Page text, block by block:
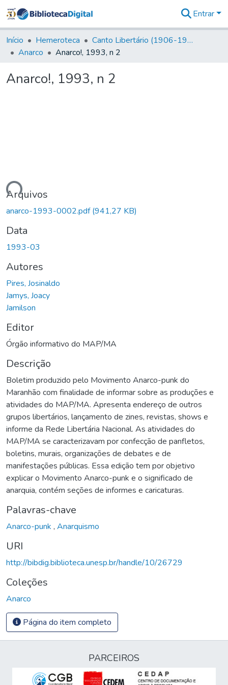
&
Coleções
Tudo na
Digital
Entrar
Início Hemeroteca
Canto Libertário (1906-1995)
Anarco
Anarco!, 1993, n 2
Anarco!, 1993, n 2
Arquivos
anarco-1993-0002.pdf(941,27 KB)
Data
1993-03
Autores
Pires, Josinaldo
Jamys, Joacy
Jamilson
Editor
Órgão informativo do MAP/MA
Descrição
Boletim produzido pelo Movimento Anarco-punk do
Maranhão com finalidade de informar sobre as produções e
atividades do MAP/MA. Apresenta endereço de outros
grupos libertários, lançamento de zines, revistas, shows e
informe da Rede Libertária Nacional. As atividades do
MAP/MA se caracterizavam por confecção de panfletos,
boletins, murais, organizações de debates e de
manifestações públicas. Essa edição tem por objetivo
explicar o Movimento Anarco-punk e o significado de
anarquia, contém seções de informes e caricaturas.
Palavras-chave
Anarco-punk , Anarquismo
URI
http://bibdig.biblioteca.unesp.br/handle/10/26729
Coleções
Anarco
Página do item completo
PARCEIROS